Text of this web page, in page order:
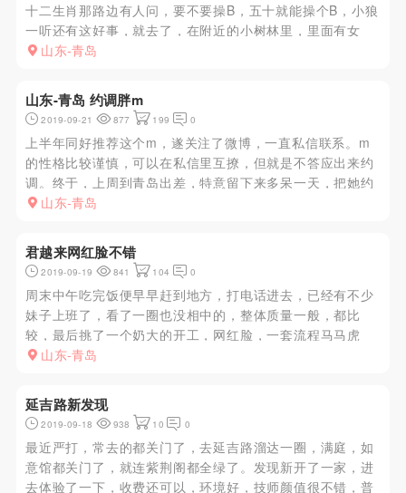
十二生肖那路边有人问，要不要操B，五十就能操个B，小狼
一听还有这好事，就去了，在附近的小树林里，里面有女
的，反正就50也没细看，口硬之后，提枪上马，十几分钟交
山东-青岛
山东-青岛 约调胖m
2019-09-21 877 199 0
上半年同好推荐这个m，遂关注了微博，一直私信联系。m
的性格比较谨慎，可以在私信里互撩，但就是不答应出来约
调。终于，上周到青岛出差，特意留下来多呆一天，把她约
出来终于得手了。总体来说，m有点肉肉，晚上惩罚她不穿
要提前谈，她也是看...
山东-青岛
君越来网红脸不错
2019-09-19 841 104 0
周末中午吃完饭便早早赶到地方，打电话进去，已经有不少
妹子上班了，看了一圈也没相中的，整体质量一般，都比
较，最后挑了一个奶大的开工，网红脸，一套流程马马虎
虎，没啥意思，出水。躺了一会，又放了一炮。总体服务还
山东-青岛
延吉路新发现
2019-09-18 938 10 0
最近严打，常去的都关门了，去延吉路溜达一圈，满庭，如
意馆都关门了，就连紫荆阁都全绿了。发现新开了一家，进
去体验了一下，收费还可以，环境好，技师颜值很不错，普